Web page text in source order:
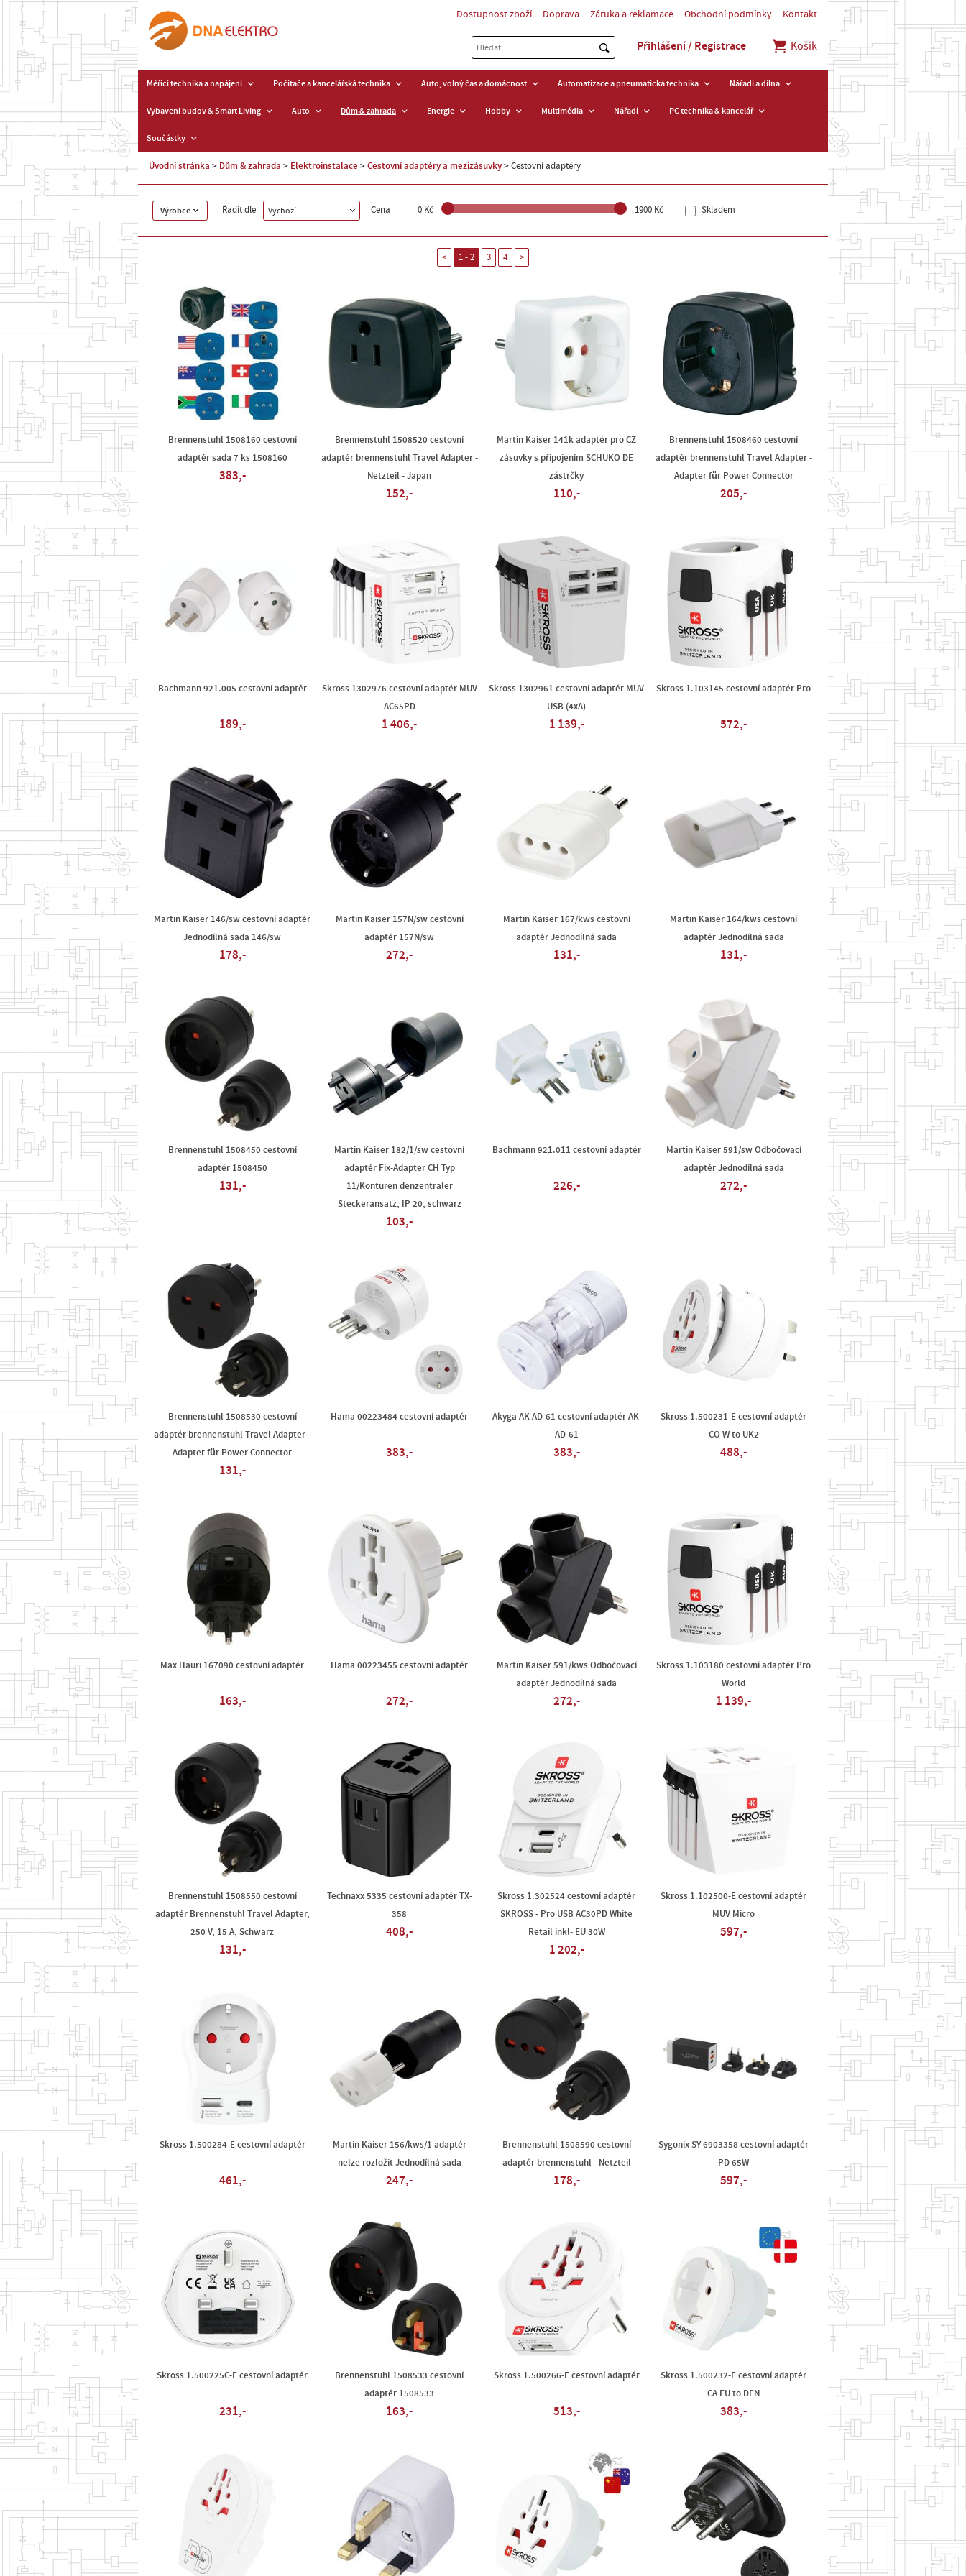
Dostupnost zboží Doprava Záruka a reklamace Obchodní podmínky Kontakt
Přihlášení / Registrace Košík
Měřicí technika a napájení Počítače a kancelářská technika Auto, volný čas a domácnost Automatizace a pneumatická technika Nářadí a dílna
Vybavení budov & Smart Living Auto Dům & zahrada Energie Hobby Multimédia Nářadí PC technika & kancelář
Součástky
Úvodní stránka Dům & zahrada Elektroinstalace Cestovní adaptéry a mezizásuvky Cestovní adaptéry
Výrobce Řadit dle Výchozí Cena 0 Kč 1900 Kč Skladem
< 1 - 2 3 4 >
Brennenstuhl 1508160 cestovní
adaptér sada 7 ks 1508160
383,-
Brennenstuhl 1508520 cestovní
adaptér brennenstuhl Travel Adapter -
Netzteil - Japan
152,-
Martin Kaiser 141k adaptér pro CZ
zásuvky s připojením SCHUKO DE
zástrčky
110,-
Brennenstuhl 1508460 cestovní
adaptér brennenstuhl Travel Adapter -
Adapter für Power Connector
205,-
Bachmann 921.005 cestovní adaptér
189,-
Skross 1302976 cestovní adaptér MUV
AC65PD
1 406,-
Skross 1302961 cestovní adaptér MUV
USB (4xA)
1 139,-
Skross 1.103145 cestovní adaptér Pro
572,-
Martin Kaiser 146/sw cestovní adaptér
Jednodílná sada 146/sw
178,-
Martin Kaiser 157N/sw cestovní
adaptér 157N/sw
272,-
Martin Kaiser 167/kws cestovní
adaptér Jednodílná sada
131,-
Martin Kaiser 164/kws cestovní
adaptér Jednodílná sada
131,-
Brennenstuhl 1508450 cestovní
adaptér 1508450
131,-
Martin Kaiser 182/1/sw cestovní
adaptér Fix-Adapter CH Typ
11/Konturen denzentraler
Steckeransatz, IP 20, schwarz
103,-
Bachmann 921.011 cestovní adaptér
226,-
Martin Kaiser 591/sw Odbočovací
adaptér Jednodílná sada
272,-
Brennenstuhl 1508530 cestovní
adaptér brennenstuhl Travel Adapter -
Adapter für Power Connector
131,-
Hama 00223484 cestovní adaptér
383,-
Akyga AK-AD-61 cestovní adaptér AK-
AD-61
383,-
Skross 1.500231-E cestovní adaptér
CO W to UK2
488,-
Max Hauri 167090 cestovní adaptér
163,-
Hama 00223455 cestovní adaptér
272,-
Martin Kaiser 591/kws Odbočovací
adaptér Jednodílná sada
272,-
Skross 1.103180 cestovní adaptér Pro
World
1 139,-
Brennenstuhl 1508550 cestovní
adaptér Brennenstuhl Travel Adapter,
250 V, 15 A, Schwarz
131,-
Technaxx 5335 cestovní adaptér TX-
358
408,-
Skross 1.302524 cestovní adaptér
SKROSS - Pro USB AC30PD White
Retail inkl- EU 30W
1 202,-
Skross 1.102500-E cestovní adaptér
MUV Micro
597,-
Skross 1.500284-E cestovní adaptér
461,-
Martin Kaiser 156/kws/1 adaptér
nelze rozložit Jednodílná sada
247,-
Brennenstuhl 1508590 cestovní
adaptér brennenstuhl - Netzteil
178,-
Sygonix SY-6903358 cestovní adaptér
PD 65W
597,-
Skross 1.500225C-E cestovní adaptér
231,-
Brennenstuhl 1508533 cestovní
adaptér 1508533
163,-
Skross 1.500266-E cestovní adaptér
513,-
Skross 1.500232-E cestovní adaptér
CA EU to DEN
383,-